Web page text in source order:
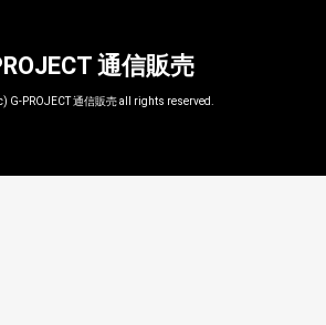
通信販売
G-PROJECT 通信販売 all rights reserved.